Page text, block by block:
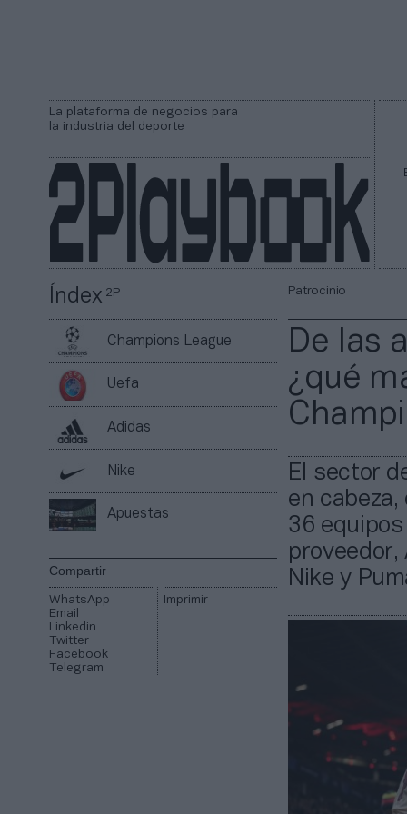
La plataforma de negocios para
la industria del deporte
Índex2P
Champions League
Uefa
Adidas
Nike
Apuestas
Compartir
WhatsApp
Email
Linkedin
Twitter
Facebook
Telegram
Imprimir
Patrocinio
De las
¿qué
El sector
en
36
Nike y